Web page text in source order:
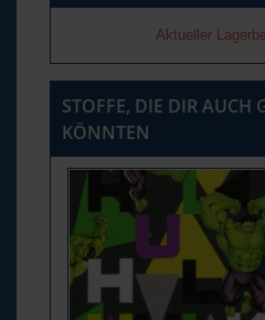
Aktueller
STOFFE, DIE DIR AUCH
KÖNNTEN